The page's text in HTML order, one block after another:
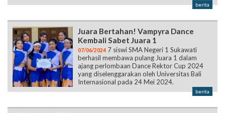
berita
Juara Bertahan! Vampyra Dance
Kembali Sabet Juara 1
07/06/2024 7 siswi SMA Negeri 1 Sukawati
berhasil membawa pulang Juara 1 dalam
ajang perlombaan Dance Rektor Cup 2024
yang diselenggarakan oleh Universitas Bali
Internasional pada 24 Mei 2024.
berita